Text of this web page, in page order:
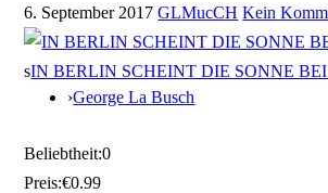
6. September 2017 GLMucCH Kein
sIN BERLIN SCHEINT DIE SONNE
›George La Busch
Beliebtheit:0
Preis:€0.99